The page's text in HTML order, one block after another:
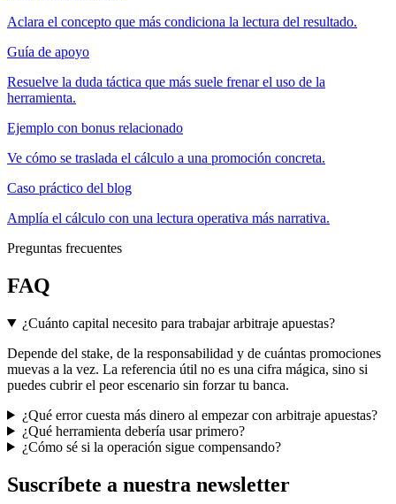
Aclara el concepto que más condiciona la lectura del resultado.
Guía de apoyo
Resuelve la duda táctica que más suele frenar el uso de la
herramienta.
Ejemplo con bonus relacionado
Ve cómo se traslada el cálculo a una promoción concreta.
Caso práctico del blog
Amplía el cálculo con una lectura operativa más narrativa.
Preguntas frecuentes
FAQ
¿Cuánto capital necesito para trabajar arbitraje apuestas?
Depende del stake, de la responsabilidad y de cuántas promociones
muevas a la vez. La referencia útil no es una cifra mágica, sino si
puedes cubrir el peor escenario sin forzar tu banca.
¿Qué error cuesta más dinero al empezar con arbitraje apuestas?
¿Qué herramienta debería usar primero?
¿Cómo sé si la operación sigue compensando?
Suscríbete a nuestra newsletter